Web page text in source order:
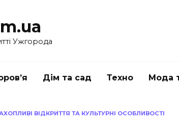
Ужгорода
Дім та сад Техно Мода
ВІДКРИТТЯ ТА КУЛЬТУРНІ ОСОБЛИВОСТІ